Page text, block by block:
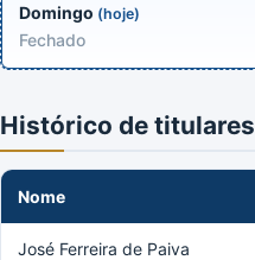
Domingo (hoje)
Fechado
Histórico de titulares
Nome
José Ferreira de Paiva